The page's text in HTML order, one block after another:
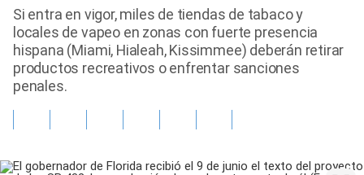
Tendencias Mix
Sports
Si entra en vigor, miles de tiendas de tabaco y
locales de vapeo en zonas con fuerte presencia
hispana (Miami, Hialeah, Kissimmee) deberán retirar
productos recreativos o enfrentar sanciones
penales.